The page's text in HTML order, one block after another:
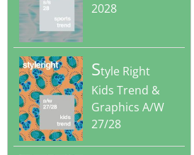
2028
Style Right
Kids Trend &
Graphics A/W
27/28